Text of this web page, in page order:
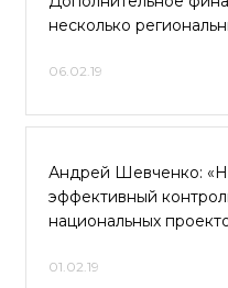
несколько
06.02.19
Андрей Шевченко:
эффективный
национальных
01.02.19